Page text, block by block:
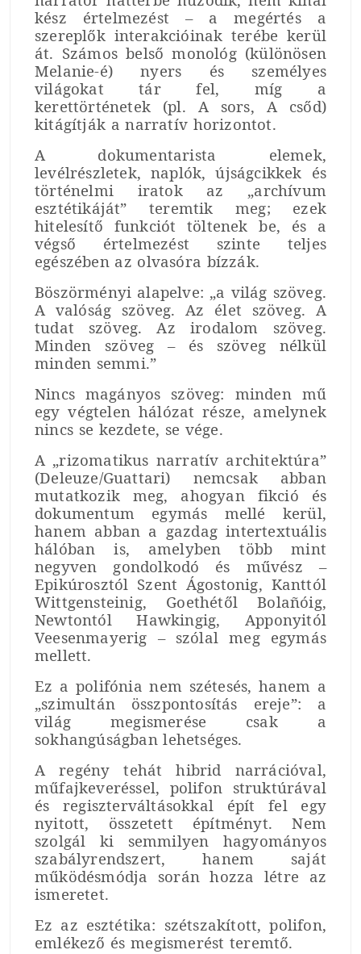
kész értelmezést – a megértés a
szereplők interakcióinak terébe kerül
át. Számos belső monológ (különösen
Melanie-é) nyers és személyes
világokat tár fel, míg a
kerettörténetek (pl. A sors, A csőd)
kitágítják a narratív horizontot.
A dokumentarista elemek,
levélrészletek, naplók, újságcikkek és
történelmi iratok az „archívum
esztétikáját” teremtik meg; ezek
hitelesítő funkciót töltenek be, és a
végső értelmezést szinte teljes
egészében az olvasóra bízzák.
Böszörményi alapelve: „a világ szöveg.
A valóság szöveg. Az élet szöveg. A
tudat szöveg. Az irodalom szöveg.
Minden szöveg – és szöveg nélkül
minden semmi.”
Nincs magányos szöveg: minden mű
egy végtelen hálózat része, amelynek
nincs se kezdete, se vége.
A „rizomatikus narratív architektúra”
(Deleuze/Guattari) nemcsak abban
mutatkozik meg, ahogyan fikció és
dokumentum egymás mellé kerül,
hanem abban a gazdag intertextuális
hálóban is, amelyben több mint
negyven gondolkodó és művész –
Epikúrosztól Szent Ágostonig, Kanttól
Wittgensteinig, Goethétől Bolañóig,
Newtontól Hawkingig, Apponyitól
Veesenmayerig – szólal meg egymás
mellett.
Ez a polifónia nem szétesés, hanem a
„szimultán összpontosítás ereje”: a
világ megismerése csak a
sokhangúságban lehetséges.
A regény tehát hibrid narrációval,
műfajkeveréssel, polifon struktúrával
és regiszterváltásokkal épít fel egy
nyitott, összetett építményt. Nem
szolgál ki semmilyen hagyományos
szabályrendszert, hanem saját
működésmódja során hozza létre az
ismeretet.
Ez az esztétika: szétszakított, polifon,
emlékező és megismerést teremtő.